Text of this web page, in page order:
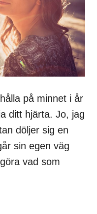
på minnet i år
ditt hjärta. Jo, jag
döljer sig en
sin egen väg
vad som